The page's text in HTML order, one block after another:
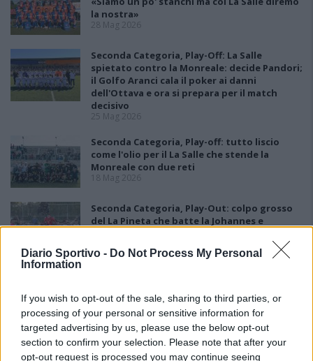
Diario Sportivo - Do Not Process My Personal
Information
If you wish to opt-out of the sale, sharing to third parties, or
processing of your personal or sensitive information for
targeted advertising by us, please use the below opt-out
section to confirm your selection. Please note that after your
opt-out request is processed you may continue seeing
la nostra»
28 Mag 2026
Seconda Categoria, Play-Off: La Salle
spietato contro la Monreale: decide Pandori;
il Golfo Aranci cala il poker ai danni
dell'Ottava e ora si prepara per il match
decisivo
25 Mag 2026
Seconda Categoria, Play-off: tutto liscio
come l'olio per il La Salle che stende la
Monreale con due reti
18 Mag 2026
Seconda Categoria, Play-Out: colpo grosso
del La Pineta che batte la Johannes e
Monreale vince di nuovo ed elimina la
Busachese
11 Mag 2026